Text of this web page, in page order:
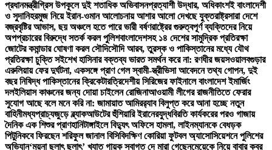
প্রধানমন্ত্রীগ্রিস উপকূলে দুই শতাধিক অভিবাসনপ্রত্যাশী উদ্ধার, অধিকাংশই বাংলাদেশী
ও সুদানিহরমুজ নিয়ে ইরান-ওমান আলোচনায় আশার আলো দেখছে যুক্তরাষ্ট্রসারা দেশে
বজ্রবৃষ্টির আভাস, ছয় অঞ্চলে হতে পারে ভারী বর্ষণরাষ্ট্রের গুরুত্বপূর্ণ ব্যক্তিদের নিয়ে
অপপ্রচারের বিরুদ্ধে সতর্ক করল পুলিশবাংলাদেশসহ ১৪ দেশের সামুদ্রিক প্রতিরক্ষা
জোটের কমান্ডার ঘোষণা করল সৌদিসৌদি আরব, তুরস্ক ও পাকিস্তানের মধ্যে যৌথ
প্রতিরক্ষা চুক্তি সইশেখ হাসিনার বক্তব্য ভারত সমর্থন করে না: রণধীর জয়সওয়ালবগুড়ার
এরুলিয়ায় ফের দুর্ঘটনা, একসঙ্গে প্রাণ গেল স্বামী-স্ত্রীভিসা আবেদনে তথ্য গোপন, দুই
বছর নিষিদ্ধ পাকিস্তানের ক্রিকেটারত্রিদেশীয় সিরিজের ফাইনালে বাংলাদেশ ইমার্জিং
দলইলিয়াস কাঞ্চনের জন্য দোয়া চাইলেন রোজিনাআওয়ামী লীগের রাজনীতিতে ফেরার
সুযোগ আছে বলে মনে করি না: জামায়াত আমিরর‍্যাব বিলুপ্ত করে আনা হচ্ছে নতুন
বাহিনীমধ্যপ্রাচ্যজুড়ে ব্ল্যাকআউটের হুঁশিয়ারি ইরানেরযুদ্ধবিরতি কার্যকরের পরও গাজায়
দৈনিক এক শিশুর প্রাণহানিটাঙ্গাইলে বিদ্যুৎ অফিসে হামলা, লাইনম্যানকে বেধড়ক
পিটুনিকবে ফিরছেন শরিফুল জানাল বিসিবিদক্ষিণ কোরিয়া ফুটবল অ্যাসোসিয়েশনে পুলিশের
অভিযান‘ময়না ছলাৎ ছলাৎ’ খ্যাত গায়ক স্বাগত দে মারা গেছেনমেয়েকে নিয়ে বাবার কবর